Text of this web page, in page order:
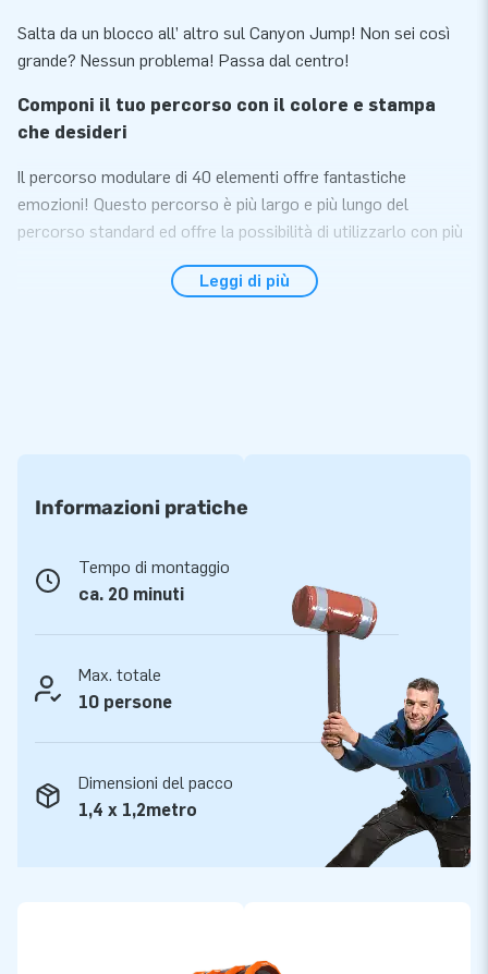
Salta da un blocco all’ altro sul Canyon Jump! Non sei così
grande? Nessun problema! Passa dal centro!
Componi il tuo percorso con il colore e stampa
che desideri
Il percorso modulare di 40 elementi offre fantastiche
emozioni! Questo percorso è più largo e più lungo del
percorso standard ed offre la possibilità di utilizzarlo con più
Con questo percorso modulare crei il tuo percorso ideale. Più
Questa gamma di percorsi è stata creata con materiale di
percorso sono stati testati e certificati conforme le norme
europee. Li forniamo incluso ventilatori, materiale d’
ancoraggio, materiale d’imballaggio e il manuale. In questo
modo hai tutto completo per una bellissima esperienza!
Più di 15.000 clienti hanno scelto JB
Da più di 15 anni JB fa letteralmente fare i salti di gioia a
milioni di persone in tutto il mondo. I nostri progettisti,
sviluppatori e addetti alla logistica forniscono attrazioni
gonfiabili uniche e insuperabili! E ti garantiscono sempre un
servizio e una consegna professionali. Ecco perché ci
Leggi di più
Informazioni pratiche
Tempo di montaggio
ca. 20 minuti
Max. totale
10 persone
Dimensioni del pacco
1,4 x 1,2metro